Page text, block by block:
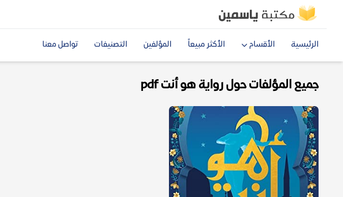
الرئيسية الأقسام الأكثر مبيعاً المؤلفين التصنيفات تواصل معنا
جميع المؤلفات حول رواية هو أنت pdf